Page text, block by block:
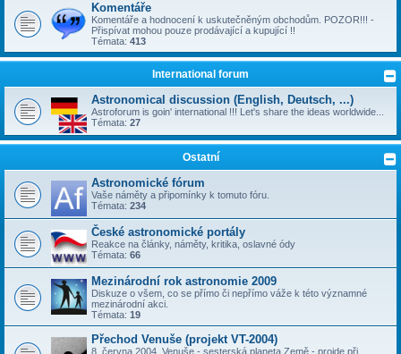
Komentáře
Komentáře a hodnocení k uskutečněným obchodům. POZOR!!! -
Přispívat mohou pouze prodávající a kupující !!
Témata: 413
International forum
Astronomical discussion (English, Deutsch, ...)
Astroforum is goin' international !!! Let's share the ideas worldwide...
Témata: 27
Ostatní
Astronomické fórum
Vaše náměty a připomínky k tomuto fóru.
Témata: 234
České astronomické portály
Reakce na články, náměty, kritika, oslavné ódy
Témata: 66
Mezinárodní rok astronomie 2009
Diskuze o všem, co se přímo či nepřímo váže k této významné
mezinárodní akci.
Témata: 19
Přechod Venuše (projekt VT-2004)
8. června 2004, Venuše - sesterská planeta Země - projde při